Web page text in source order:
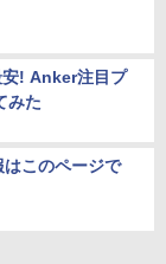
! Anker注目プ
みた
このページで